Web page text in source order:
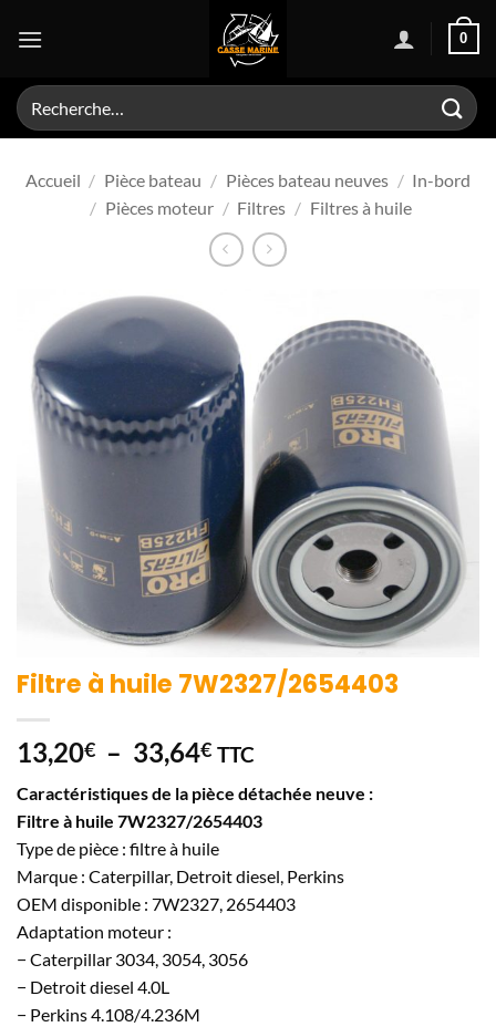
0
Recherche
pour :
Accueil / Pièce bateau / Pièces bateau neuves / In-bord
/ Pièces moteur / Filtres / Filtres à huile
Filtre à huile 7W2327/2654403
13,20€ – 33,64€Plage
prix :
13,20€
à
33,64€
TTC
Caractéristiques de la pièce détachée neuve :
Filtre à huile 7W2327/2654403
Type de pièce : filtre à huile
Marque : Caterpillar, Detroit diesel, Perkins
OEM disponible : 7W2327, 2654403
Adaptation moteur :
− Caterpillar 3034, 3054, 3056
− Detroit diesel 4.0L
− Perkins 4.108/4.236M